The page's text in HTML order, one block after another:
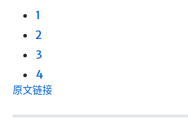
1
2
3
4
原文链接